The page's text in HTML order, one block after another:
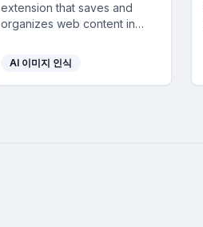
extension that saves and
organizes web content in
optimized reading and
efficient content management
across devices.
AI 이미지 인식